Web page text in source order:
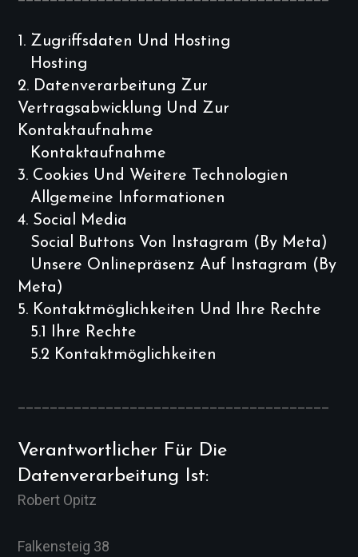
1. Zugriffsdaten Und Hosting
Hosting
2. Datenverarbeitung Zur
Vertragsabwicklung Und Zur
Kontaktaufnahme
Kontaktaufnahme
3. Cookies Und Weitere Technologien
Allgemeine Informationen
4. Social Media
Social Buttons Von Instagram (by Meta)
Unsere Onlinepräsenz Auf Instagram (by
Meta)
5. Kontaktmöglichkeiten Und Ihre Rechte
5.1 Ihre Rechte
5.2 Kontaktmöglichkeiten
Verantwortlicher Für Die
Datenverarbeitung Ist:
Robert Opitz
Falkensteig 38